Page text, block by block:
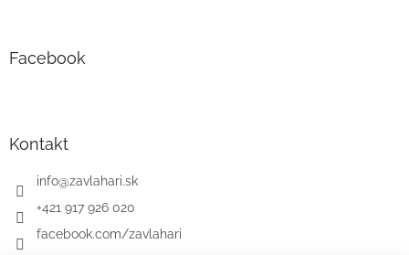
Facebook
Kontakt
info@zavlahari.sk
+421 917 926 020
facebook.com/zavlahari